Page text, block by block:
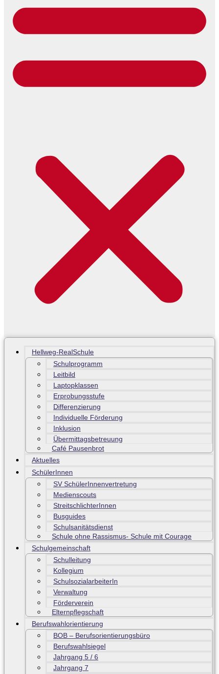
Hellweg-RealSchule
Schulprogramm
Leitbild
Laptopklassen
Erprobungsstufe
Differenzierung
Individuelle Förderung
Inklusion
Übermittagsbetreuung
Café Pausenbrot
Aktuelles
SchülerInnen
SV SchülerInnenvertretung
Medienscouts
StreitschlichterInnen
Busguides
Schulsanitätsdienst
Schule ohne Rassismus- Schule mit Courage
Schulgemeinschaft
Schulleitung
Kollegium
SchulsozialarbeiterIn
Verwaltung
Förderverein
Elternpflegschaft
Berufswahlorientierung
BOB – Berufsorientierungsbüro
Berufswahlsiegel
Jahrgang 5 / 6
Jahrgang 7